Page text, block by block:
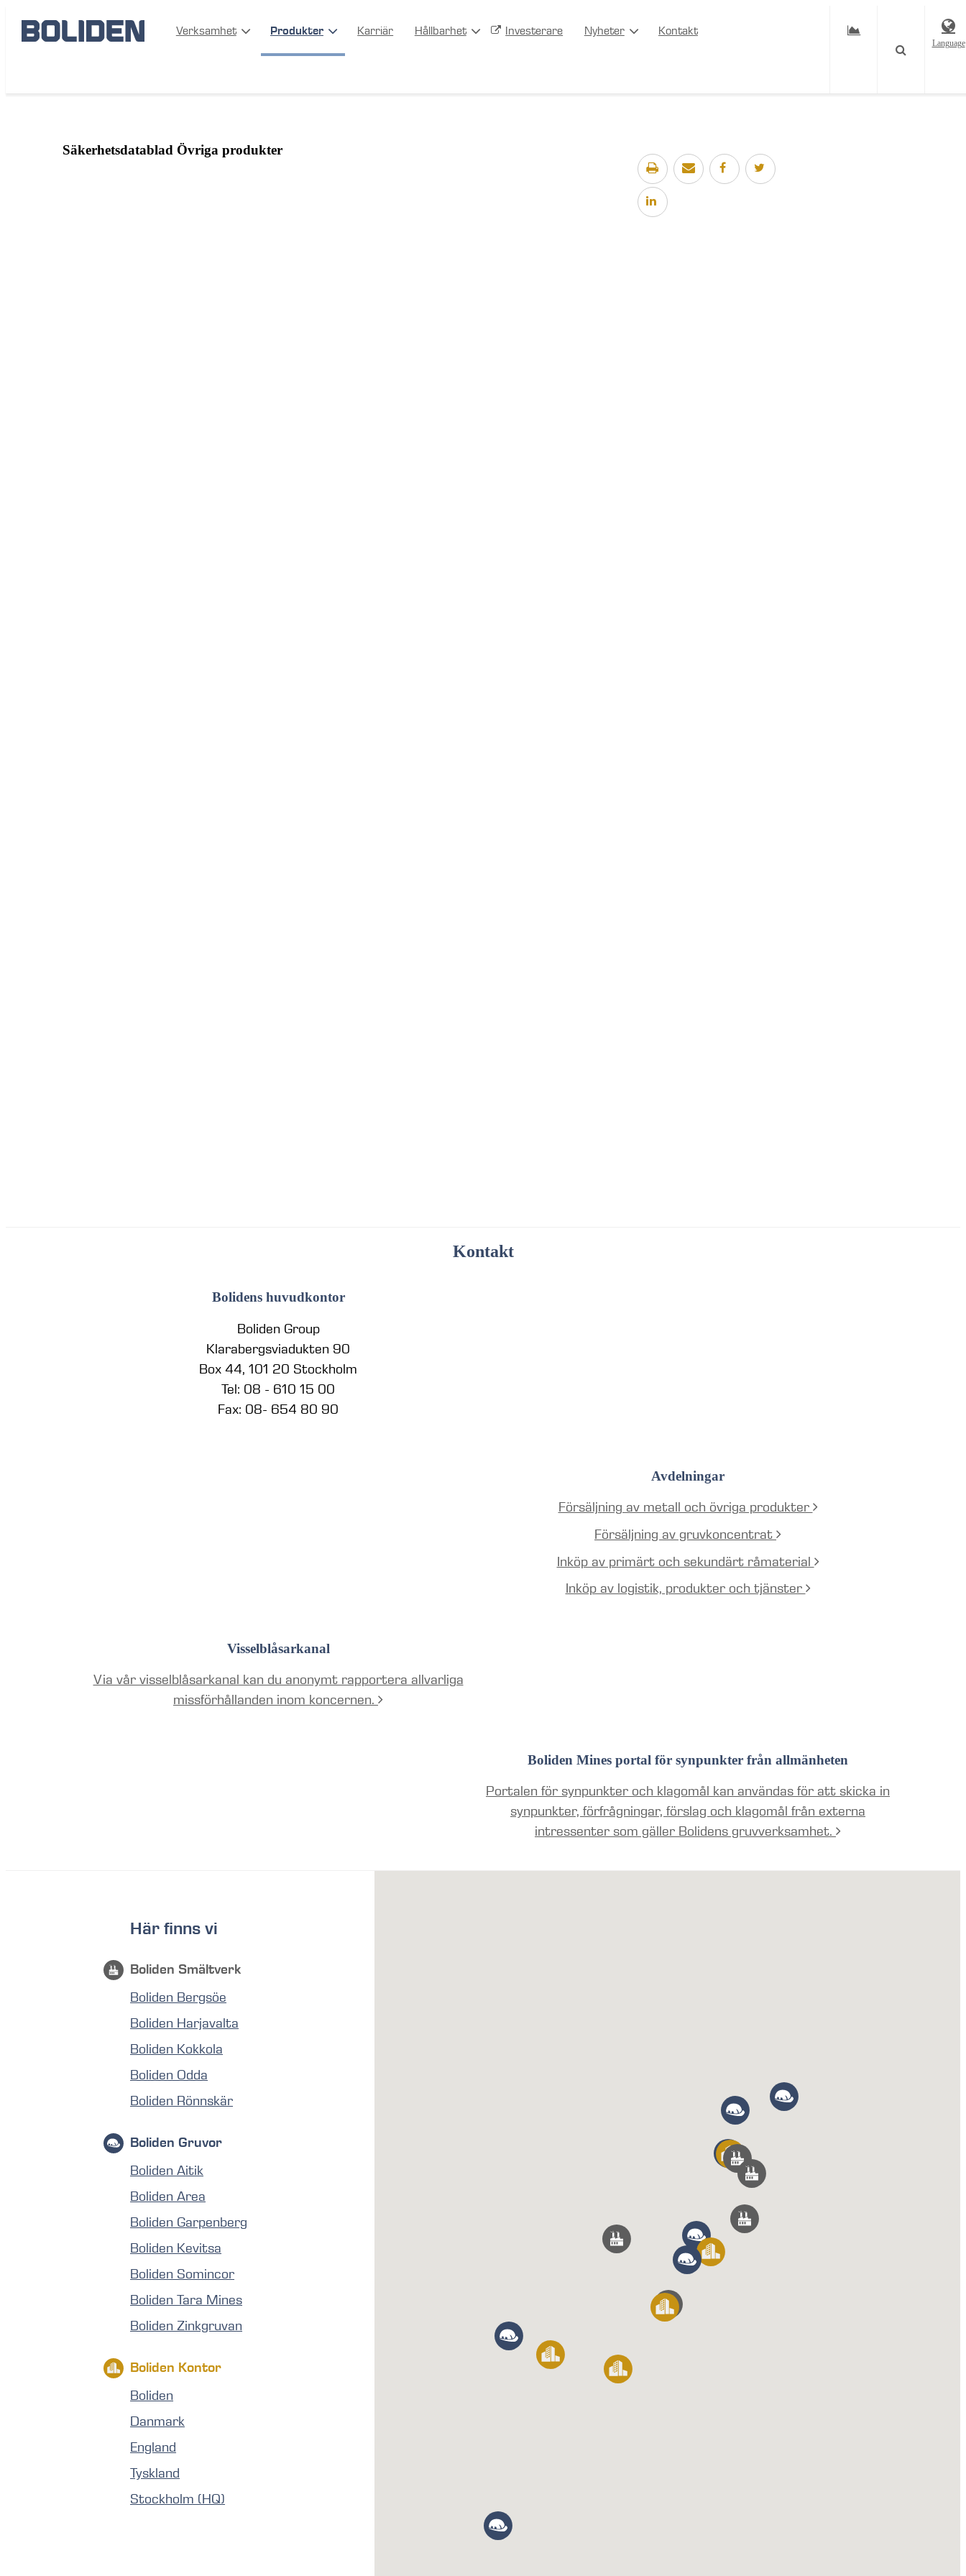
Verksamhet Produkter Karriär Hållbarhet Investerare Nyheter Kontakt
Language
Säkerhetsdatablad Övriga produkter
Kontakt
Bolidens huvudkontor
Boliden Group
Klarabergsviadukten 90
Box 44, 101 20 Stockholm
Tel: 08 - 610 15 00
Fax: 08- 654 80 90
Avdelningar
Försäljning av metall och övriga produkter
Försäljning av gruvkoncentrat
Inköp av primärt och sekundärt råmaterial
Inköp av logistik, produkter och tjänster
Visselblåsarkanal
Via vår visselblåsarkanal kan du anonymt rapportera allvarliga
missförhållanden inom koncernen.
Boliden Mines portal för synpunkter från allmänheten
Portalen för synpunkter och klagomål kan användas för att skicka in
synpunkter, förfrågningar, förslag och klagomål från externa
intressenter som gäller Bolidens gruvverksamhet.
Här finns vi
Boliden Smältverk
Boliden Bergsöe
Boliden Harjavalta
Boliden Kokkola
Boliden Odda
Boliden Rönnskär
Boliden Gruvor
Boliden Aitik
Boliden Area
Boliden Garpenberg
Boliden Kevitsa
Boliden Somincor
Boliden Tara Mines
Boliden Zinkgruvan
Boliden Kontor
Boliden
Danmark
England
Tyskland
Stockholm (HQ)